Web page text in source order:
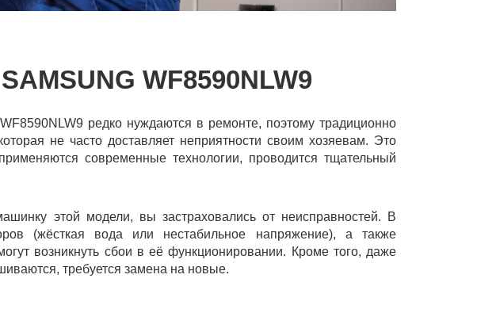
WF8590NLW9
редко нуждаются в ремонте, поэтому традиционно
не часто доставляет неприятности своим хозяевам. Это
современные технологии, проводится тщательный
этой модели, вы застраховались от неисправностей. В
(жёсткая вода или нестабильное напряжение), а также
возникнуть сбои в её функционировании. Кроме того, даже
требуется замена на новые.